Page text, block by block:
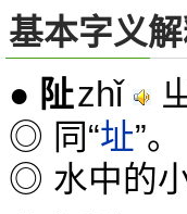
基本字义
● 阯zhǐ
◎ 同“址”。
◎ 水中的小